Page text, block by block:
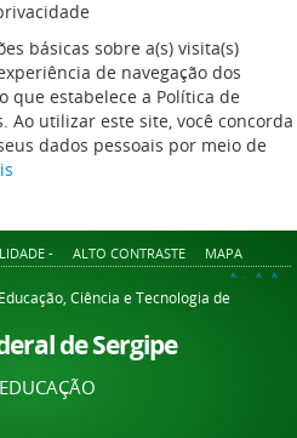
básicas sobre a(s) visita(s)
de navegação dos
que estabelece a Política de
Ao utilizar este site, você concorda
dados pessoais por meio de
- ALTO CONTRASTE MAPA
A+ A A-
Ciência e Tecnologia de
de Sergipe